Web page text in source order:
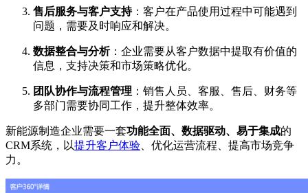
售后服务与客户支持：客户在产品使用过程中可能遇到
问题，需要及时响应和解决。
数据整合与分析：企业需要从客户数据中提取有价值的
信息，支持决策和市场策略优化。
团队协作与流程管理 ：销售人员、客服、售后、财务等
多部门需要协同工作，提升整体效率。
新能源制造企业需要一套功能全面、数据驱动、易于集成的
CRM系统，以提升客户体验 、优化运营流程、提高市场竞争
力。